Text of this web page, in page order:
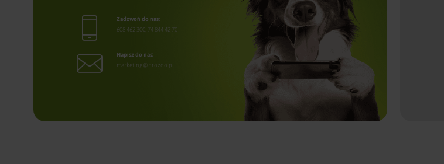
Zadzwoń do nas:
608 462 300 74 844 42 70
Napisz do nas:
marketing@prozoo.pl